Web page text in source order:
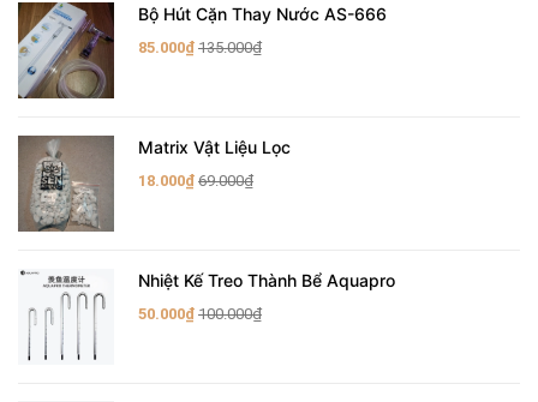
Bộ Hút Cặn Thay Nước AS-666
85.000₫ 135.000₫
Matrix Vật Liệu Lọc
18.000₫ 69.000₫
Nhiệt Kế Treo Thành Bể Aquapro
50.000₫ 100.000₫